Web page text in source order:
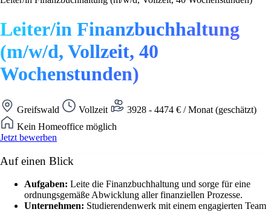
Leiter/in Finanzbuchhaltung
(m/w/d, Vollzeit, 40
Wochenstunden)
Greifswald Vollzeit
3928 - 4474 € / Monat (geschätzt)
Kein Homeoffice möglich
Jetzt bewerben
Auf einen Blick
Aufgaben: Leite die Finanzbuchhaltung und sorge für eine
ordnungsgemäße Abwicklung aller finanziellen Prozesse.
Unternehmen: Studierendenwerk mit einem engagierten Team